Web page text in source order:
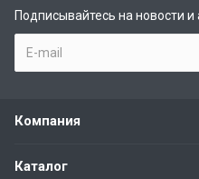
Подписывайтесь на новости и
Компания
Каталог